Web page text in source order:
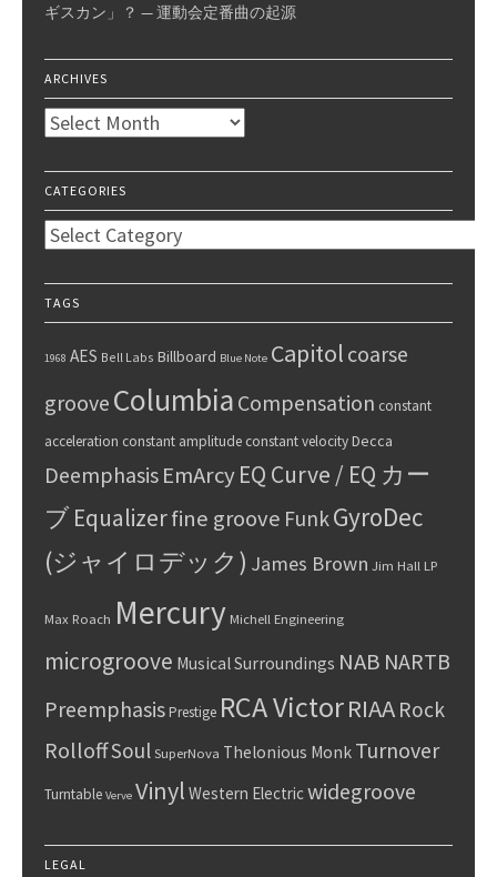
ギスカン」？ — 運動会定番曲の起源
ARCHIVES
Archives
CATEGORIES
Categories
TAGS
1968 AES Bell Labs Billboard Blue Note Capitol coarse
groove Columbia Compensation constant
acceleration constant amplitude constant velocityDecca
Deemphasis EmArcyEQ Curve / EQ カー
ブEqualizerfine groove FunkGyroDec
(ジャイロデック) James Brown Jim Hall LP
Max Roach Mercury Michell Engineering
microgroove Musical Surroundings NAB NARTB
PreemphasisPrestige RCA VictorRIAA Rock
RolloffSoul SuperNova Thelonious Monk Turnover
Turntable Verve Vinyl Western Electricwidegroove
LEGAL